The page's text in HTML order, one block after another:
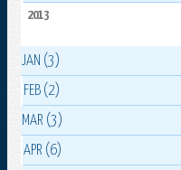
2013
JAN (3)
FEB (2)
MAR (3)
APR (6)